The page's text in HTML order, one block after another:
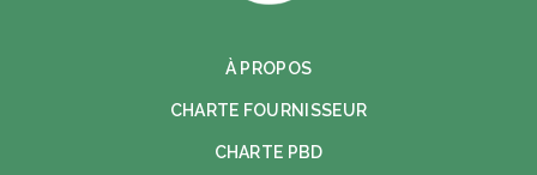
À PROPOS
CHARTE FOURNISSEUR
CHARTE PBD